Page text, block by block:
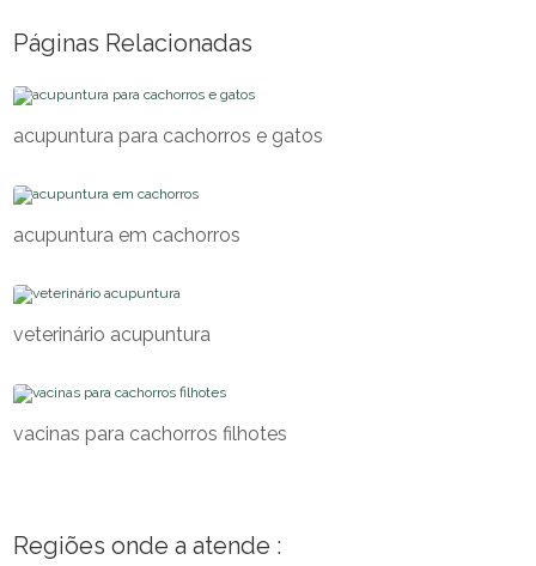
Páginas Relacionadas
acupuntura para cachorros e gatos
acupuntura em cachorros
veterinário acupuntura
vacinas para cachorros filhotes
Regiões onde a atende :